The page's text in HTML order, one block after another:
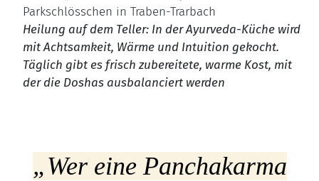
Heilung auf dem Teller: In der Ayurveda-Küche wird
mit Achtsamkeit, Wärme und Intuition gekocht.
Täglich gibt es frisch zubereitete, warme Kost, mit
der die Doshas ausbalanciert werden
„Wer eine Panchakarma